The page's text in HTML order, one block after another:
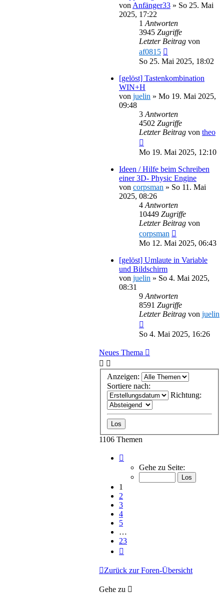
von Anfänger33 » So 25. Mai
2025, 17:22
1 Antworten
3945 Zugriffe
Letzter Beitrag von
af0815
So 25. Mai 2025, 18:02
[gelöst] Tastenkombination
WIN+H
von juelin » Mo 19. Mai 2025,
09:48
3 Antworten
4502 Zugriffe
Letzter Beitrag von theo
Mo 19. Mai 2025, 12:10
Ideen / Hilfe beim Schreiben
einer 3D- Physic Engine
von corpsman » So 11. Mai
2025, 08:26
4 Antworten
10449 Zugriffe
Letzter Beitrag von
corpsman
Mo 12. Mai 2025, 06:43
[gelöst] Umlaute in Variable
und Bildschirm
von juelin » So 4. Mai 2025,
08:31
9 Antworten
8591 Zugriffe
Letzter Beitrag von juelin
So 4. Mai 2025, 16:26
Neues Thema
Anzeigen:
Sortiere nach:
Richtung:
1106 Themen
von
Gehe zu Seite:
1
2
3
4
5
…
23
Zurück zur Foren-Übersicht
Gehe zu